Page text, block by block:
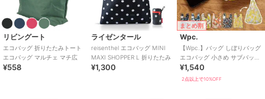
リビングート
エコバッグ 折りたたみトート
エコバッグ マルチェ マチ広
¥558
ライゼンタール
reisenthel エコバッグ MINI
MAXI SHOPPER L 折りたたみ
¥1,300
まとめ割
Wpc.
【Wpc.】バッグ しぼりバッグ
エコバッグ 小さめ サブバッグ
コンパクト 洗濯可能 レディ
ース
¥1,540
2点以上で10%OFF